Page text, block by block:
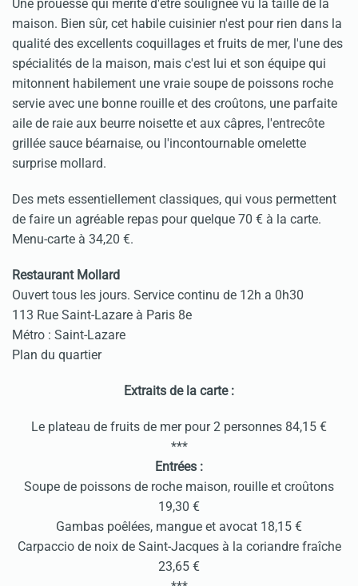
Une prouesse qui mérite d'être soulignée vu la taille de la
maison. Bien sûr, cet habile cuisinier n'est pour rien dans la
qualité des excellents coquillages et fruits de mer, l'une des
spécialités de la maison, mais c'est lui et son équipe qui
mitonnent habilement une vraie soupe de poissons roche
servie avec une bonne rouille et des croûtons, une parfaite
aile de raie aux beurre noisette et aux câpres, l'entrecôte
grillée sauce béarnaise, ou l'incontournable omelette
surprise mollard.
Des mets essentiellement classiques, qui vous permettent
de faire un agréable repas pour quelque 70 € à la carte.
Menu-carte à 34,20 €.
Restaurant Mollard
Ouvert tous les jours. Service continu de 12h a 0h30
113 Rue Saint-Lazare à Paris 8e
Métro : Saint-Lazare
Plan du quartier
Extraits de la carte :
Le plateau de fruits de mer pour 2 personnes 84,15 €
***
Entrées :
Soupe de poissons de roche maison, rouille et croûtons
19,30 €
Gambas poêlées, mangue et avocat 18,15 €
Carpaccio de noix de Saint-Jacques à la coriandre fraîche
23,65 €